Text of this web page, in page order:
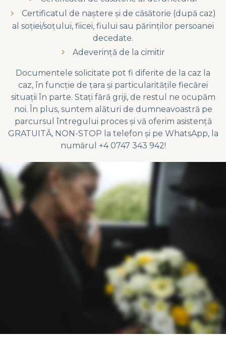
Certificatul de naștere și de căsătorie (după caz)
al soției/soțului, fiicei, fiului sau părinților persoanei
decedate.
Adeverință de la cimitir
Documentele solicitate pot fi diferite de la caz la
caz, în funcție de țara și particularitățile fiecărei
situații în parte. Stați fără griji, de restul ne ocupăm
noi. În plus, suntem alături de dumneavoastră pe
parcursul întregului proces și vă oferim asistență
GRATUITĂ, NON-STOP la telefon și pe WhatsApp, la
numărul +4 0747 343 942!